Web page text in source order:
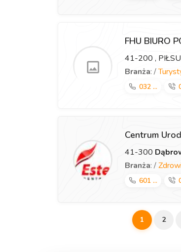
FHU BIURO
41-200 ,
Branża: /
032 ...
Centrum
41-300
Branża: /
601 ...
1 2